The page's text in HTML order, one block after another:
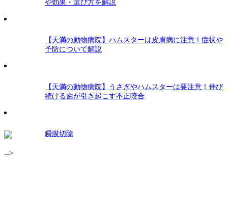
や効果・選び方を解説
【天満の動物病院】ハムスターは皮膚病に注意！症状や
予防について解説
【天満の動物病院】うさぎやハムスターは要注意！伸び
続ける歯が引き起こす不正咬合
瞬膜切除
-->